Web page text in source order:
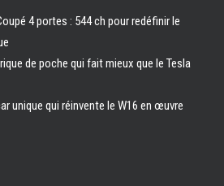
4 portes : 544 ch pour redéfinir le
de poche qui fait mieux que le Tesla
unique qui réinvente le W16 en œuvre